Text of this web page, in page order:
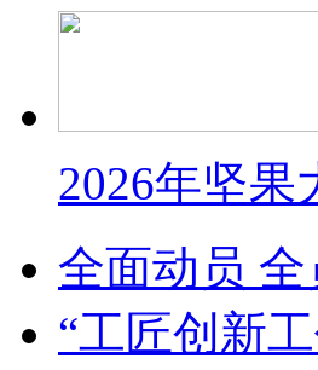
2026年坚
全面动员
“工匠创新